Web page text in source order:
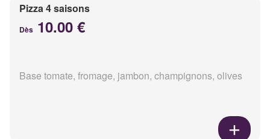
Pizza 4 saisons
Dès 10.00 €
Base tomate, fromage, jambon, champignons, olives